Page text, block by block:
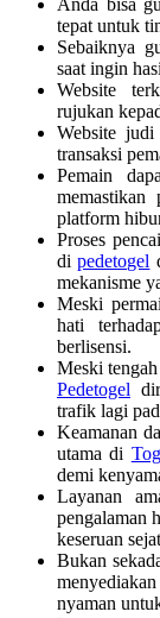
tepat untuk
Sebaiknya
saat ingin
Website
rujukan
Website judi
transaksi
Pemain
memastikan
platform
Proses
dipedetogel
mekanisme
Meski
hati
berlisensi.
Meski
Pedetogel
trafik lagi
Keamanan
utama di
demi
Layanan
pengalaman
keseruan
Bukan
nyaman